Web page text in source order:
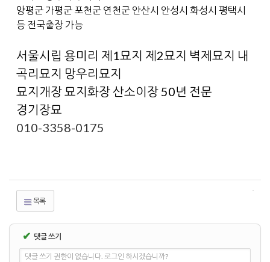
양평군 가평군 포천군 연천군 안산시 안성시 화성시 평택시
등 전국출장 가능
서울시립 용미리 제1묘지 제2묘지 벽제묘지 내
곡리묘지 망우리묘지
묘지개장 묘지화장 산소이장 50년 전문
경기장묘
010-3358-0175
목록
✔ 댓글 쓰기
댓글 쓰기 권한이 없습니다. 로그인 하시겠습니까?